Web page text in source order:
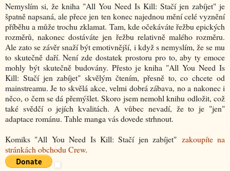
Nemyslím si, že kniha "All You Need Is Kill: Stačí jen zabíjet" je
špatně napsaná, ale přece jen ten konec najednou mění celé vyznění
příběhu a může trochu zklamat. Tam, kde očekáváte řežbu epických
rozměrů, nakonec dostáváte jen řežbu relativně malého rozměru.
Ale zato se závěr snaží být emotivnější, i když s nemyslím, že se mu
to skutečně daří. Není zde dostatek prostoru pro to, aby ty emoce
mohly být skutečně budovány. Přesto je kniha "All You Need Is
Kill: Stačí jen zabíjet" skvělým čtením, přesně to, co chcete od
mainstreamu. Je to skvělá akce, velmi dobrá zábava, no a nakonec i
něco, o čem se dá přemýšlet. Skoro jsem nemohl knihu odložit, což
také svědčí o jejích kvalitách. A vůbec nevadí, že to je "jen"
adaptace románu. Tahle manga vás dovede strhnout.
Komiks "All You Need Is Kill: Stačí jen zabíjet" zakoupíte na
stránkách obchodu Crew.